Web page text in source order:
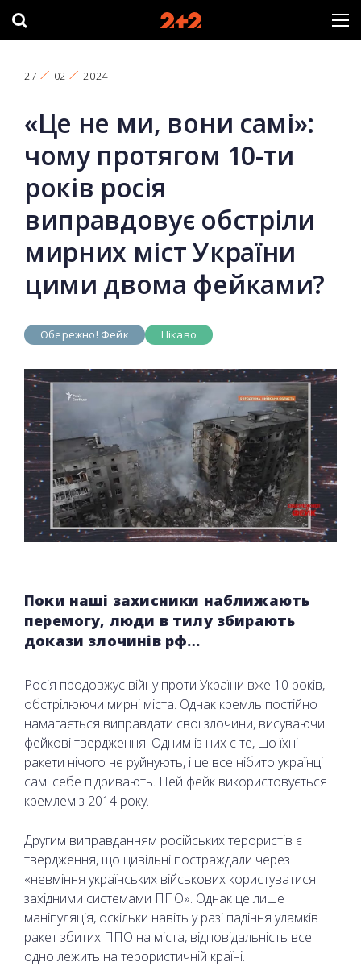
27 02 2024
«Це не ми, вони самі»:
чому протягом 10-ти
років росія
виправдовує обстріли
мирних міст України
цими двома фейками?
Обережно! Фейк Цікаво
Поки наші захисники наближають
перемогу, люди в тилу збирають
докази злочинів рф…
Росія продовжує війну проти України вже 10 років,
обстрілюючи мирні міста. Однак кремль постійно
намагається виправдати свої злочини, висуваючи
фейкові твердження. Одним із них є те, що їхні
ракети нічого не руйнують, і це все нібито українці
самі себе підривають. Цей фейк використовується
кремлем з 2014 року.
Другим виправданням російських терористів є
твердження, що цивільні постраждали через
«невміння українських військових користуватися
західними системами ППО». Однак це лише
маніпуляція, оскільки навіть у разі падіння уламків
ракет збитих ППО на міста, відповідальність все
одно лежить на терористичній країні.